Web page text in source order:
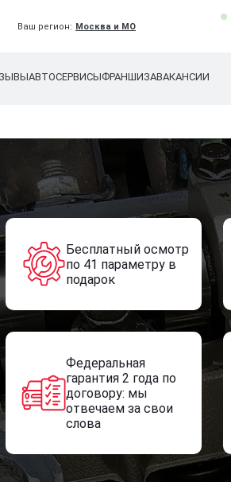
Ваш регион: Москва и МО
АВТОСЕРВИСЫФРАНШИЗАВАКАНСИИ
Бесплатный осмотр
по 41 параметру в
подарок
Федеральная
гарантия 2 года по
договору: мы
отвечаем за свои
слова